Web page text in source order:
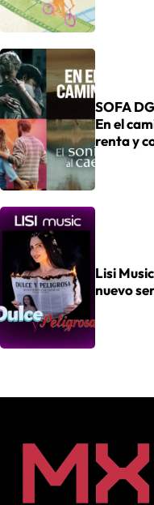
SOFA
En el
renta y
Lisi
nuevo